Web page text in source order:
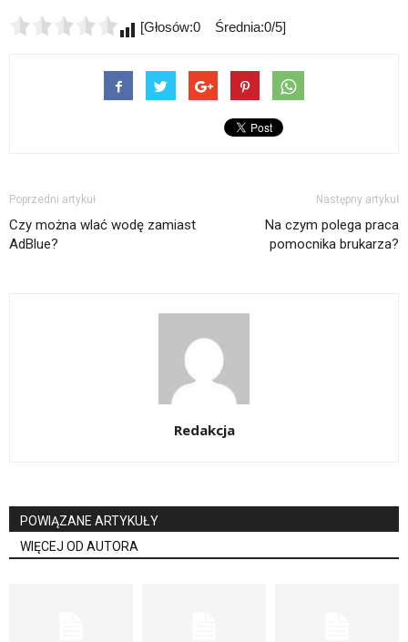
[Głosów:0 Średnia:0/5]
Poprzedni artykuł
Czy można wlać wodę zamiast
AdBlue?
Następny artykuł
Na czym polega praca
pomocnika brukarza?
Redakcja
POWIĄZANE ARTYKUŁY
WIĘCEJ OD AUTORA